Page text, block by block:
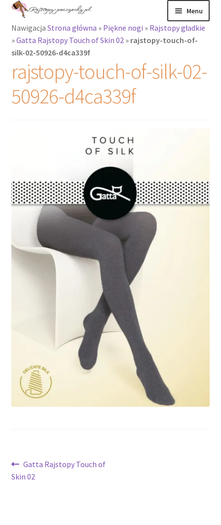
Przejdź
nawigacji
Przejdź
treści
Menu
Rajstopy
Rozwiń
menu
potomne
Pończochy i
zakolanówki
Recenzje
Rozwiń
menu
potomne
Nawigacja Strona główna » Piękne nogi » Rajstopy gładkie
»Gatta Rajstopy Touch of Skin 02» rajstopy-touch-of-
silk-02-50926-d4ca339f
rajstopy-touch-of-silk-02-
50926-d4ca339f
Nawigacja
wpisu
Poprzedni
wpis:
Gatta Rajstopy Touch of
Skin 02